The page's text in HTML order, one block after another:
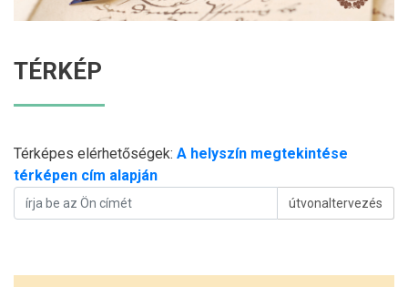
TÉRKÉP
Térképes elérhetőségek: A helyszín megtekintése
térképen cím alapján
útvonaltervezés